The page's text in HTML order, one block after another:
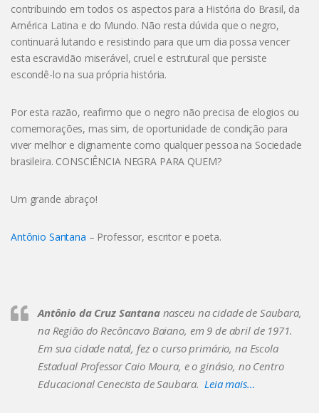
contribuindo em todos os aspectos para a História do Brasil, da
América Latina e do Mundo. Não resta dúvida que o negro,
continuará lutando e resistindo para que um dia possa vencer
esta escravidão miserável, cruel e estrutural que persiste
escondê-lo na sua própria história.
Por esta razão, reafirmo que o negro não precisa de elogios ou
comemorações, mas sim, de oportunidade de condição para
viver melhor e dignamente como qualquer pessoa na Sociedade
brasileira. CONSCIÊNCIA NEGRA PARA QUEM?
Um grande abraço!
Antônio Santana – Professor, escritor e poeta.
Antônio da Cruz Santananasceu na cidade de Saubara,
na Região do Recôncavo Baiano, em 9 de abril de 1971.
Em sua cidade natal, fez o curso primário, na Escola
Estadual Professor Caio Moura, e o ginásio, no Centro
Educacional Cenecista de Saubara. Leia mais…